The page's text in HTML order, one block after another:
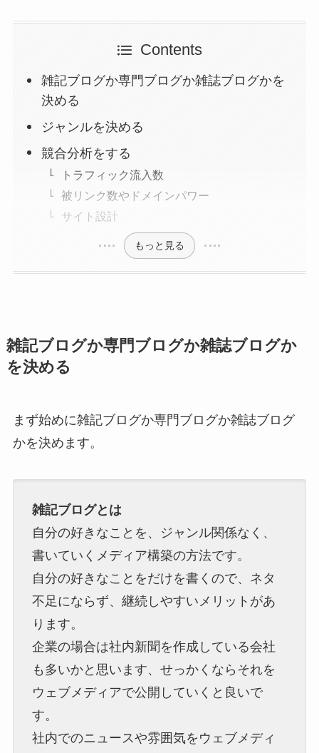
Contents
雑記ブログか専門ブログか雑誌ブログかを
決める
ジャンルを決める
競合分析をする
トラフィック流入数
被リンク数やドメインパワー
サイト設計
もっと見る
雑記ブログか専門ブログか雑誌ブログか
を決める
まず始めに雑記ブログか専門ブログか雑誌ブログ
かを決めます。
雑記ブログとは
自分の好きなことを、ジャンル関係なく、
書いていくメディア構築の方法です。
自分の好きなことをだけを書くので、ネタ
不足にならず、継続しやすいメリットがあ
ります。
企業の場合は社内新聞を作成している会社
も多いかと思います、せっかくならそれを
ウェブメディアで公開していくと良いで
す。
社内でのニュースや雰囲気をウェブメディ